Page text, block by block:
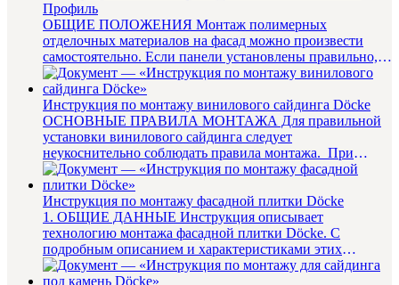
Профиль
ОБЩИЕ ПОЛОЖЕНИЯ Монтаж полимерных
отделочных материалов на фасад можно произвести
самостоятельно. Если панели установлены правильно, с
соблюдением инструкции п...
Инструкция по монтажу винилового сайдинга Döcke
ОСНОВНЫЕ ПРАВИЛА МОНТАЖА Для правильной
установки винилового сайдинга следует
неукоснительно соблюдать правила монтажа. При
установке сайдинга пользуйтесь ...
Инструкция по монтажу фасадной плитки Döcke
1. ОБЩИЕ ДАННЫЕ Инструкция описывает
технологию монтажа фасадной плитки Döcke. С
подробным описанием и характеристиками этих
материалов можно ознакоми...